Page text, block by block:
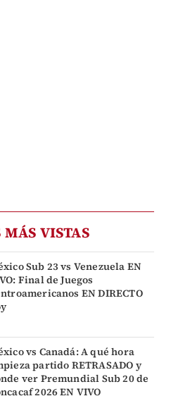
MÁS VISTAS
Sub 23 vs Venezuela EN
Final de Juegos
EN DIRECTO
vs Canadá: A qué hora
partido RETRASADO y
ver Premundial Sub 20 de
2026 EN VIVO